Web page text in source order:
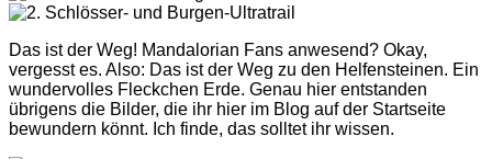
Das ist der Weg! Mandalorian Fans anwesend? Okay,
vergesst es. Also: Das ist der Weg zu den Helfensteinen. Ein
wundervolles Fleckchen Erde. Genau hier entstanden
übrigens die Bilder, die ihr hier im Blog auf der Startseite
bewundern könnt. Ich finde, das solltet ihr wissen.